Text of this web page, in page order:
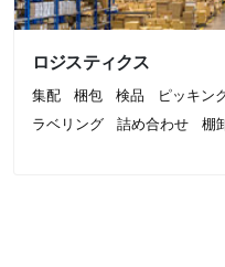
ロジスティクス
集配 梱包 検品 ピッキン
ラベリング
詰め合わせ 棚